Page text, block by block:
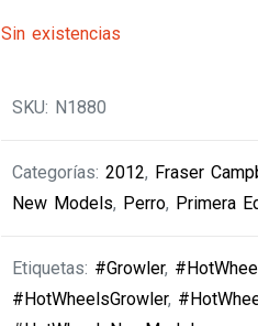
Sin existencias
SKU: N1880
Categorías:2012, Fraser
New Models, Perro, Primera
Etiquetas: #Growler,
#HotWheelsGrowler,